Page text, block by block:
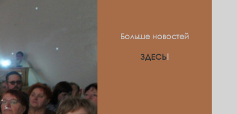
Больше новостей
ЗДЕСЬ!